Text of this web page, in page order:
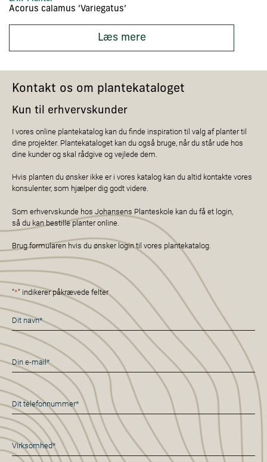
Acorus calamus ‘Variegatus’
Læs mere
Kontakt os om plantekataloget
Kun til erhvervskunder
I vores online plantekatalog kan du finde inspiration til valg af planter til
dine projekter. Plantekataloget kan du også bruge, når du står ude hos
dine kunder og skal rådgive og vejlede dem.
Hvis planten du ønsker ikke er i vores katalog kan du altid kontakte vores
konsulenter, som hjælper dig godt videre.
Som erhvervskunde hos Johansens Planteskole kan du få et login,
så du kan bestille planter online.
Brug formularen hvis du ønsker login til vores plantekatalog.
"*" indikerer påkrævede felter
Navn
*
E-
mail
*
Telefon
*
Virksomhed*
*